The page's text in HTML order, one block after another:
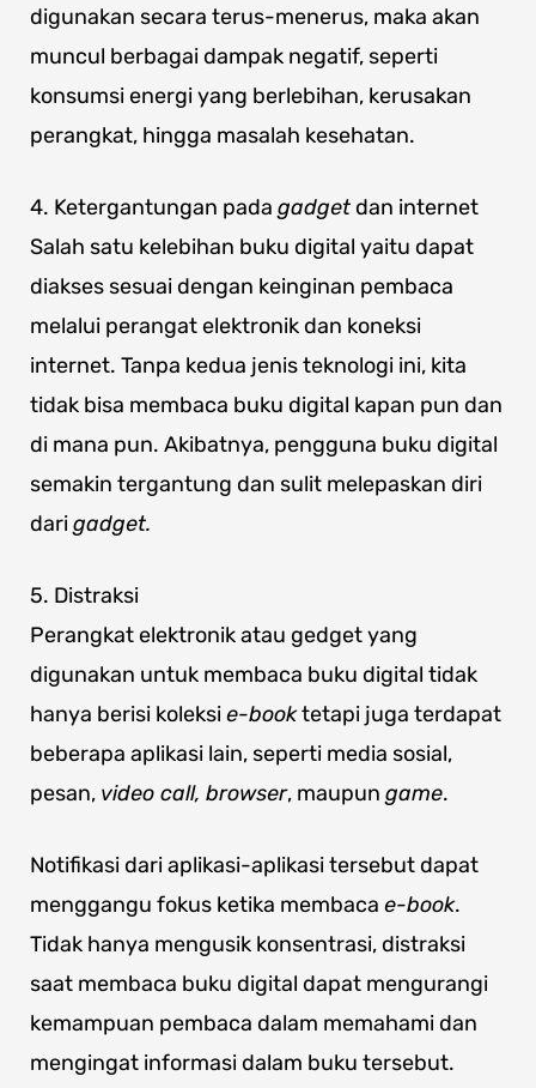
digunakan secara terus-menerus, maka akan
muncul berbagai dampak negatif, seperti
konsumsi energi yang berlebihan, kerusakan
perangkat, hingga masalah kesehatan.
4. Ketergantungan pada gadgetdan internet
Salah satu kelebihan buku digital yaitu dapat
diakses sesuai dengan keinginan pembaca
melalui perangat elektronik dan koneksi
internet. Tanpa kedua jenis teknologi ini, kita
tidak bisa membaca buku digital kapan pun dan
di mana pun. Akibatnya, pengguna buku digital
semakin tergantung dan sulit melepaskan diri
darigadget.
5. Distraksi
Perangkat elektronik atau gedget yang
digunakan untuk membaca buku digital tidak
hanya berisi koleksie-booktetapi juga terdapat
beberapa aplikasi lain, seperti media sosial,
pesan, video call, browser, maupun game.
Notifikasi dari aplikasi-aplikasi tersebut dapat
menggangu fokus ketika membaca e-book.
Tidak hanya mengusik konsentrasi, distraksi
saat membaca buku digital dapat mengurangi
kemampuan pembaca dalam memahami dan
mengingat informasi dalam buku tersebut.